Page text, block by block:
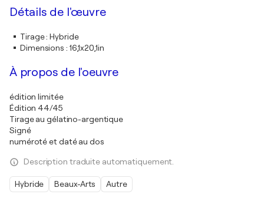
Détails de l'œuvre
Tirage:Hybride
Dimensions : 16,1x20,1in
À propos de l'oeuvre
édition limitée
Édition 44/45
Tirage au gélatino-argentique
Signé
numéroté et daté au dos
Description traduite automatiquement.
Hybride Beaux-Arts Autre